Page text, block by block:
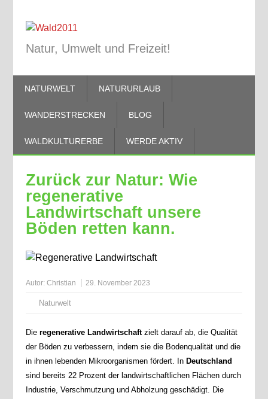
Natur, Umwelt und Freizeit!
NATURWELT NATURURLAUB
WANDERSTRECKEN BLOG
WALDKULTURERBE WERDE AKTIV
Zurück zur Natur: Wie
regenerative
Landwirtschaft unsere
Böden retten kann.
Autor: Christian 29. November 2023
Naturwelt
Die regenerative Landwirtschaftzielt darauf ab, die Qualität
der Böden zu verbessern, indem sie die Bodenqualität und die
in ihnen lebenden Mikroorganismen fördert. In Deutschland
sind bereits 22 Prozent der landwirtschaftlichen Flächen durch
Industrie, Verschmutzung und Abholzung geschädigt. Die